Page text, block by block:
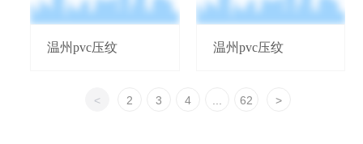
温州pvc压纹 温州pvc压纹
< 2 3 4 62 >